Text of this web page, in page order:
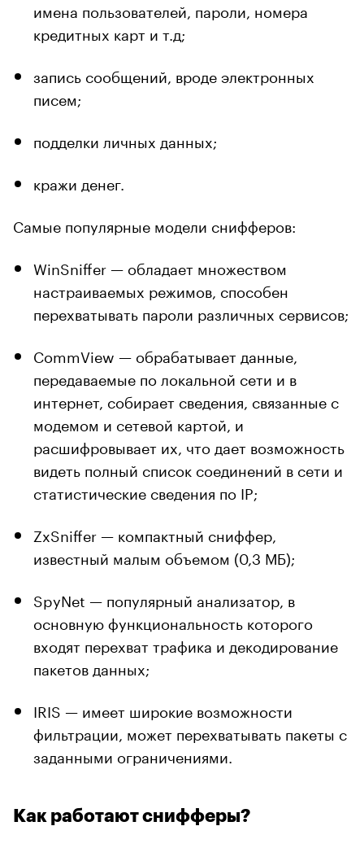
имена пользователей, пароли, номера
кредитных карт и т.д;
запись сообщений, вроде электронных
писем;
подделки личных данных;
кражи денег.
Самые популярные модели снифферов:
WinSniffer — обладает множеством
настраиваемых режимов, способен
перехватывать пароли различных сервисов;
CommView — обрабатывает данные,
передаваемые по локальной сети и в
интернет, собирает сведения, связанные с
модемом и сетевой картой, и
расшифровывает их, что дает возможность
видеть полный список соединений в сети и
статистические сведения по IP;
ZxSniffer — компактный сниффер,
известный малым объемом (0,3 МБ);
SpyNet — популярный анализатор, в
основную функциональность которого
входят перехват трафика и декодирование
пакетов данных;
IRIS — имеет широкие возможности
фильтрации, может перехватывать пакеты с
заданными ограничениями.
Как работают снифферы?